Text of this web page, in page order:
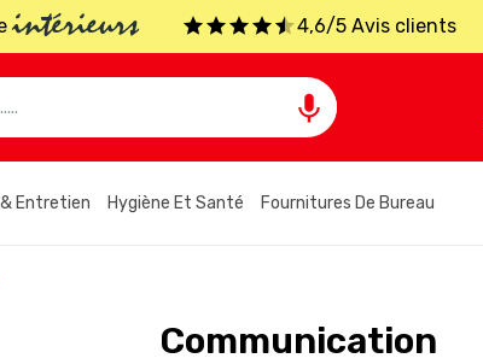
intérieurs 4,6/5 Avis clients

Entretien Hygiène Et Santé Fournitures De Bureau
Communication